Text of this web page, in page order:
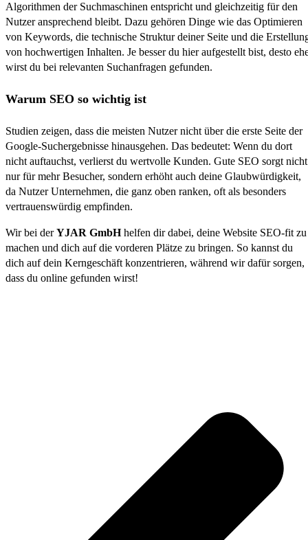
Algorithmen der Suchmaschinen entspricht und gleichzeitig für den
Nutzer ansprechend bleibt. Dazu gehören Dinge wie das Optimieren
von Keywords, die technische Struktur deiner Seite und die
von hochwertigen Inhalten. Je besser du hier aufgestellt bist, desto
wirst du bei relevanten Suchanfragen gefunden.
Warum SEO so wichtig ist
Studien zeigen, dass die meisten Nutzer nicht über die erste Seite der
Google-Suchergebnisse hinausgehen. Das bedeutet: Wenn du dort
nicht auftauchst, verlierst du wertvolle Kunden. Gute SEO sorgt nicht
nur für mehr Besucher, sondern erhöht auch deine Glaubwürdigkeit,
da Nutzer Unternehmen, die ganz oben ranken, oft als besonders
vertrauenswürdig empfinden.
Wir bei derYJAR GmbHhelfen dir dabei, deine Website SEO-fit zu
machen und dich auf die vorderen Plätze zu bringen. So kannst du
dich auf dein Kerngeschäft konzentrieren, während wir dafür sorgen,
dass du online gefunden wirst!